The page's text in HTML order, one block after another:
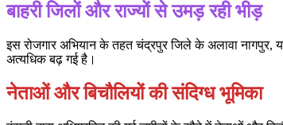
बाहरी जिलों और राज्यों से उमड़ रही भीड़
इस रोजगार अभियान के तहत चंद्रपुर जिले के अलावा नागपुर,
अत्यधिक बढ़ गई है।
नेताओं और बिचौलियों की संदिग्ध भूमिका